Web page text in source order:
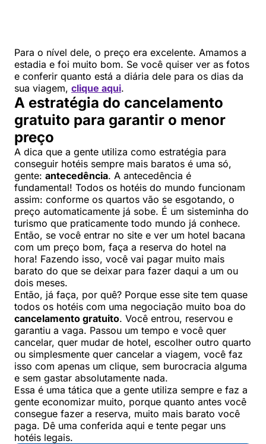
Para o nível dele, o preço era excelente. Amamos a
estadia e foi muito bom. Se você quiser ver as fotos
e conferir quanto está a diária dele para os dias da
sua viagem, clique aqui.
A estratégia do cancelamento
gratuito para garantir o menor
preço
A dica que a gente utiliza como estratégia para
conseguir hotéis sempre mais baratos é uma só,
gente: antecedência. A antecedência é
fundamental! Todos os hotéis do mundo funcionam
assim: conforme os quartos vão se esgotando, o
preço automaticamente já sobe. É um sisteminha do
turismo que praticamente todo mundo já conhece.
Então, se você entrar no site e ver um hotel bacana
com um preço bom, faça a reserva do hotel na
hora! Fazendo isso, você vai pagar muito mais
barato do que se deixar para fazer daqui a um ou
dois meses.
Então, já faça, por quê? Porque esse site tem quase
todos os hotéis com uma negociação muito boa do
cancelamento gratuito. Você entrou, reservou e
garantiu a vaga. Passou um tempo e você quer
cancelar, quer mudar de hotel, escolher outro quarto
ou simplesmente quer cancelar a viagem, você faz
isso com apenas um clique, sem burocracia alguma
e sem gastar absolutamente nada.
Essa é uma tática que a gente utiliza sempre e faz a
gente economizar muito, porque quanto antes você
consegue fazer a reserva, muito mais barato você
paga. Dê uma conferida aqui e tente pegar uns
hotéis legais.